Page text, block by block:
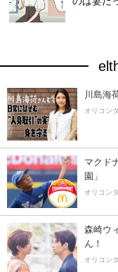
川島海
オリコン
マクド
園」
オリコン
森崎ウ
ん！
オリコン